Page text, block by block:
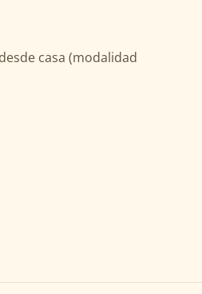
casa (modalidad